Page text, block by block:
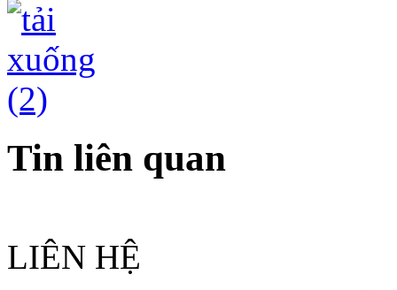
Tin liên quan
LIÊN HỆ